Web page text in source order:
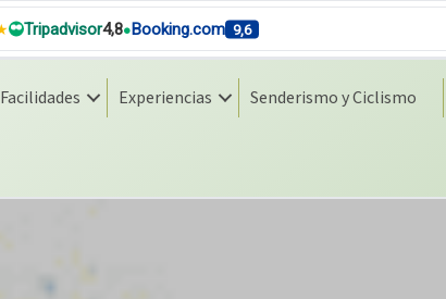
Tripadvisor4,8 Booking.com 9,6
Facilidades Experiencias Senderismo y Ciclismo